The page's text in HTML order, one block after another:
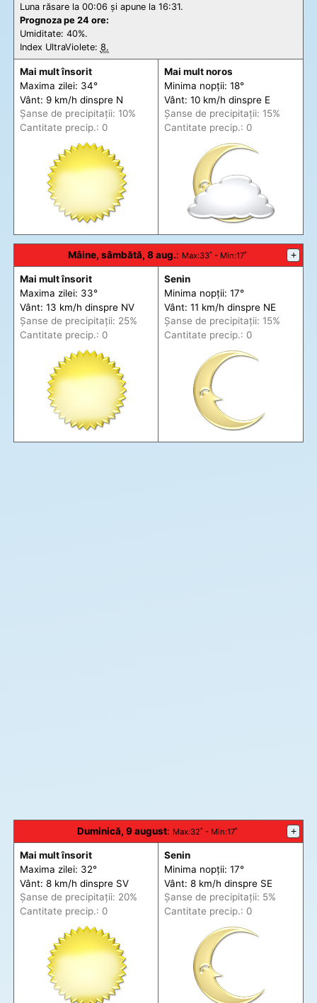
Luna răsare la 00:06 și apune la 16:31.
Prognoza pe 24 ore:
Umiditate: 40%.
Index UltraViolete: 8.
Mai mult însorit
Maxima zilei: 34°
Vânt: 9 km/h dinspre N
Șanse de precipitații: 10%
Cantitate precip.: 0
Mai mult noros
Minima nopții: 18°
Vânt: 10 km/h dinspre E
Șanse de precipitații: 15%
Cantitate precip.: 0
Mâine, sâmbătă, 8 aug.: Max:33˚ - Min:17˚ +
Mai mult însorit
Maxima zilei: 33°
Vânt: 13 km/h dinspre NV
Șanse de precipitații: 25%
Cantitate precip.: 0
Senin
Minima nopții: 17°
Vânt: 11 km/h dinspre NE
Șanse de precipitații: 15%
Cantitate precip.: 0
Duminică, 9 august: Max:32˚ - Min:17˚ +
Mai mult însorit
Maxima zilei: 32°
Vânt: 8 km/h dinspre SV
Șanse de precipitații: 20%
Cantitate precip.: 0
Senin
Minima nopții: 17°
Vânt: 8 km/h dinspre SE
Șanse de precipitații: 5%
Cantitate precip.: 0